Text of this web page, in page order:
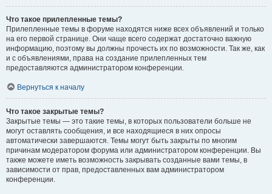
Что такое прилепленные темы?
Прилепленные темы в форуме находятся ниже всех объявлений и только
на его первой странице. Они чаще всего содержат достаточно важную
информацию, поэтому вы должны прочесть их по возможности. Так же, как
и с объявлениями, права на создание прилепленных тем
предоставляются администратором конференции.
Вернуться к началу
Что такое закрытые темы?
Закрытые темы — это такие темы, в которых пользователи больше не
могут оставлять сообщения, и все находящиеся в них опросы
автоматически завершаются. Темы могут быть закрыты по многим
причинам модератором форума или администратором конференции. Вы
также можете иметь возможность закрывать созданные вами темы, в
зависимости от прав, предоставленных вам администратором
конференции.